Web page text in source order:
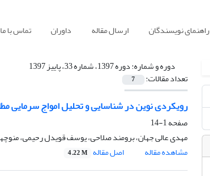
راهنمای نویسندگان ارسال مقاله داوران تماس با ما
دوره و شماره:دوره 1397، شماره 33، پاییز 1397
تعداد مقالات: 7
رویکردی نوین در شناسایی و تحلیل امواج سرمایی
صفحه1-14
مهدی عالی جهان، برومند صلاحی، یوسف قویدل رحیمی،
مشاهده مقاله
اصل مقاله 4.22 M